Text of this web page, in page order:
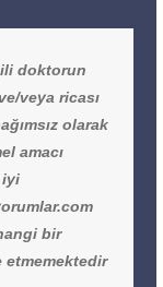
doktorun
veya ricası
olarak
amacı
iyi
bir
etmemektedir